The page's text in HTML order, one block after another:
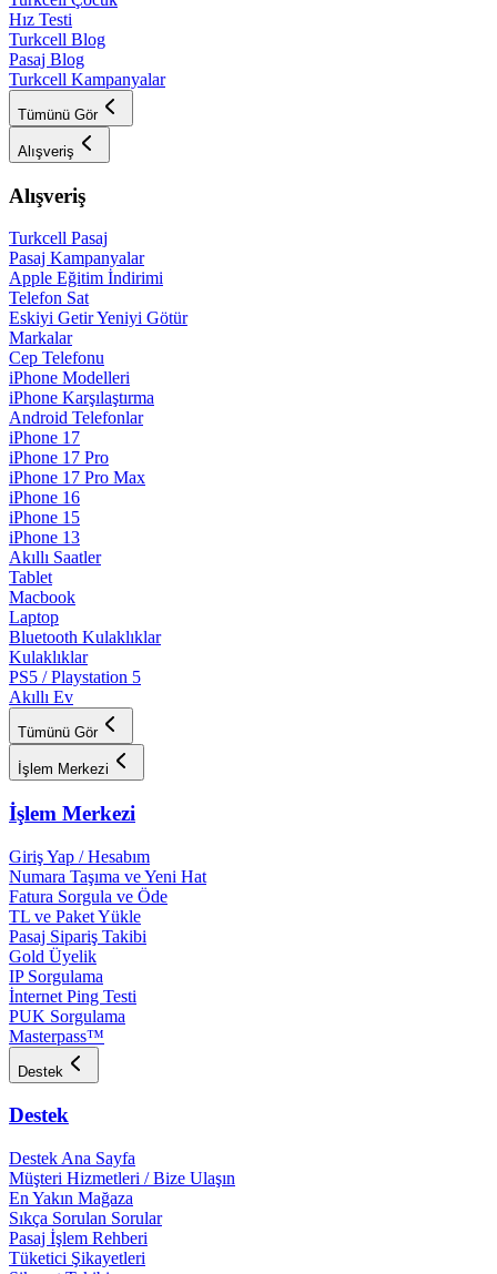
Hız Testi
Turkcell Blog
Pasaj Blog
Turkcell Kampanyalar
Tümünü Gör
Alışveriş
Alışveriş
Turkcell Pasaj
Pasaj Kampanyalar
Apple Eğitim İndirimi
Telefon Sat
Eskiyi Getir Yeniyi Götür
Markalar
Cep Telefonu
iPhone Modelleri
iPhone Karşılaştırma
Android Telefonlar
iPhone 17
iPhone 17 Pro
iPhone 17 Pro Max
iPhone 16
iPhone 15
iPhone 13
Akıllı Saatler
Tablet
Macbook
Laptop
Bluetooth Kulaklıklar
Kulaklıklar
PS5 / Playstation 5
Akıllı Ev
Tümünü Gör
İşlem Merkezi
İşlem Merkezi
Giriş Yap / Hesabım
Numara Taşıma ve Yeni Hat
Fatura Sorgula ve Öde
TL ve Paket Yükle
Pasaj Sipariş Takibi
Gold Üyelik
IP Sorgulama
İnternet Ping Testi
PUK Sorgulama
Masterpass™
Destek
Destek
Destek Ana Sayfa
Müşteri Hizmetleri / Bize Ulaşın
En Yakın Mağaza
Sıkça Sorulan Sorular
Pasaj İşlem Rehberi
Tüketici Şikayetleri